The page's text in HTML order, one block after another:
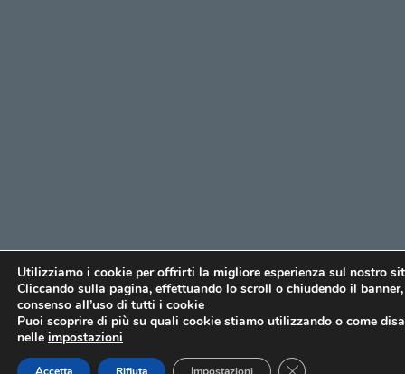
Utilizziamo i cookie per offrirti la migliore esperienza sul nostro
Cliccando sulla pagina, effettuando lo scroll o chiudendo il
consenso all’uso di tutti i cookie
Puoi scoprire di più su quali cookie stiamo utilizzando o come
nelle impostazioni
CLOSE GDPR